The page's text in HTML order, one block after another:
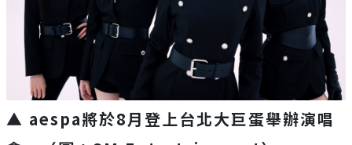
▲ aespa將於8月登上台北大巨蛋舉辦演唱